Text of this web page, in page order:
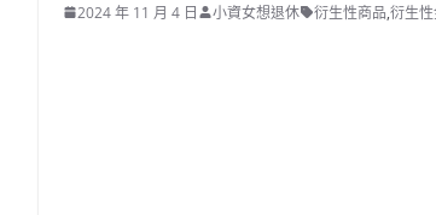
2024 年 11 月 4 日 小資女想退休 衍生性商品,衍生